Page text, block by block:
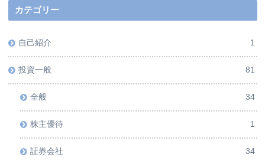
カテゴリー
自己紹介 1
投資一般 81
全般 34
株主優待 1
証券会社 34